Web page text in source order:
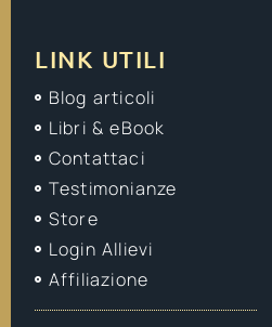
LINK UTILI
Blog articoli
Libri & eBook
Contattaci
Testimonianze
Store
Login Allievi
Affiliazione